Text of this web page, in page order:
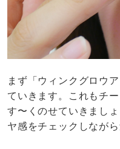
まず「ウィンクグロウ
ていきます。これもチ
す〜くのせていきまし
ヤ感をチェックしなが